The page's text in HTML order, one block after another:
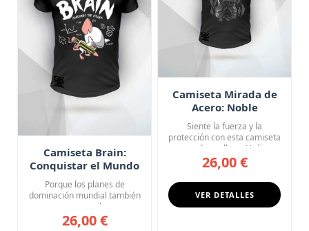
Camiseta Brain:
Conquistar el Mundo
es el Plan
Porque los planes de
dominación mundial también
merecen una buena
camiseta. B...
26,00 €
Camiseta Mirada de
Acero: Noble
Guardián
Siente la fuerza y la
protección con esta camiseta
negra de cuello en V, dise...
26,00 €
VER DETALLES